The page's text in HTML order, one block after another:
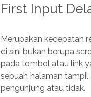
First Input
Merupakan kecepatan
di sini bukan berupa
pada tombol atau link
sebuah halaman
pengunjung atau tidak.